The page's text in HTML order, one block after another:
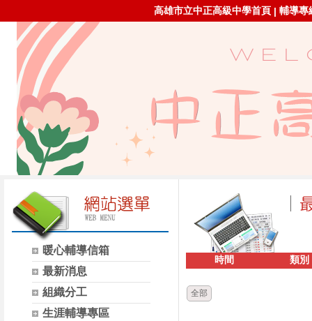
高雄市立中正高級中學首頁 | 輔導專
暖心輔導信箱
最新消息
組織分工
生涯輔導專區
時間 類別
全部